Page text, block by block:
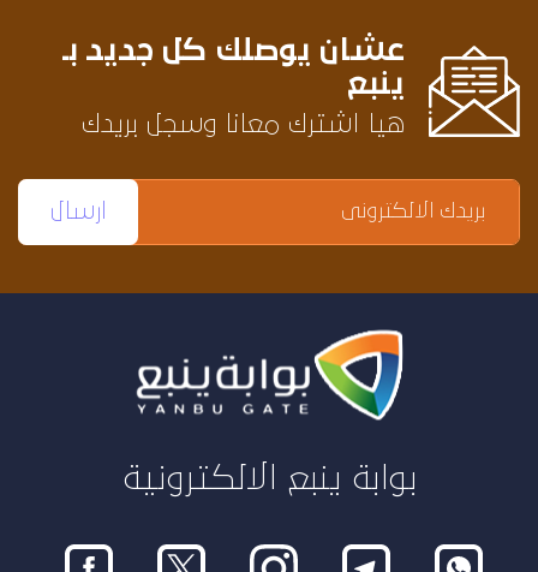
عشان يوصلك كل جديد بـ
ينبع
هيا اشترك معانا وسجل بريدك
بوابة ينبع الالكترونية